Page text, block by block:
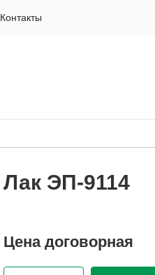
Контакты
Лак ЭП-9114
Ценадоговорная